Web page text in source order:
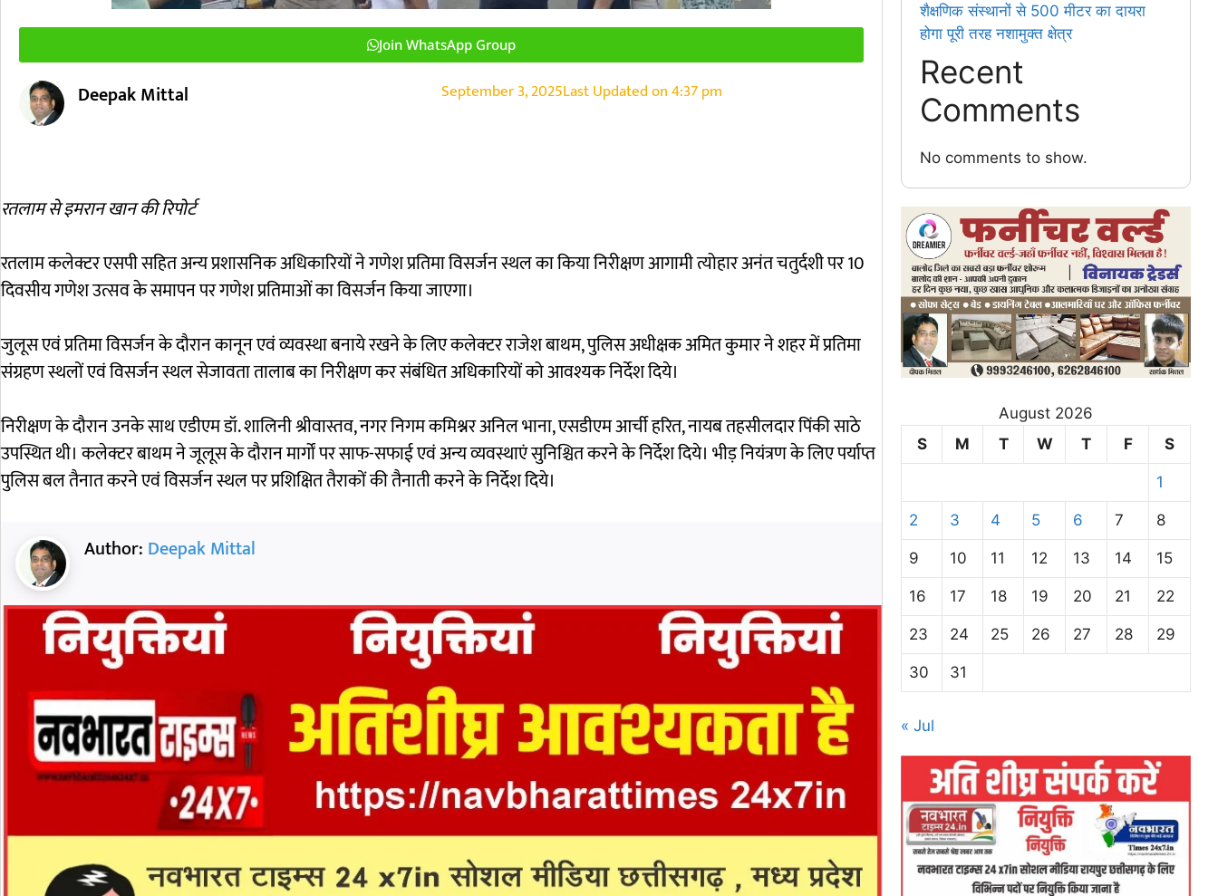
Join WhatsApp Group
Deepak Mittal September 3, 2025Last Updated on4:37 pm
रतलाम से इमरान खान की रिपोर्ट
रतलाम कलेक्टर एसपी सहित अन्य प्रशासनिक अधिकारियों ने गणेश प्रतिमा विसर्जन स्थल का किया निरीक्षण आगामी त्योहार अनंत चतुर्दशी पर 10
दिवसीय गणेश उत्सव के समापन पर गणेश प्रतिमाओं का विसर्जन किया जाएगा।
जुलूस एवं प्रतिमा विसर्जन के दौरान कानून एवं व्यवस्था बनाये रखने के लिए कलेक्टर राजेश बाथम, पुलिस अधीक्षक अमित कुमार ने शहर में प्रतिमा
संग्रहण स्थलों एवं विसर्जन स्थल सेजावता तालाब का निरीक्षण कर संबंधित अधिकारियों को आवश्यक निर्देश दिये।
निरीक्षण के दौरान उनके साथ एडीएम डॉ. शालिनी श्रीवास्तव, नगर निगम कमिश्नर अनिल भाना, एसडीएम आर्ची हरित, नायब तहसीलदार पिंकी साठे
उपस्थित थी। कलेक्टर बाथम ने जूलूस के दौरान मार्गों पर साफ-सफाई एवं अन्य व्यवस्थाएं सुनिश्चित करने के निर्देश दिये। भीड़ नियंत्रण के लिए पर्याप्त
पुलिस बल तैनात करने एवं विसर्जन स्थल पर प्रशिक्षित तैराकों की तैनाती करने के निर्देश दिये।
Author: Deepak Mittal
शैक्षणिक संस्थानों से 500 मीटर का दायरा
होगा पूरी तरह नशामुक्त क्षेत्र
Recent
Comments
No comments to show.
August 2026
S
M T W T F S
1
2 3 4 5 6 7 8
9 10 11 12 13 14 15
16 17 18 19 20 21 22
23 24 25 26 27 28 29
30 31
« Jul